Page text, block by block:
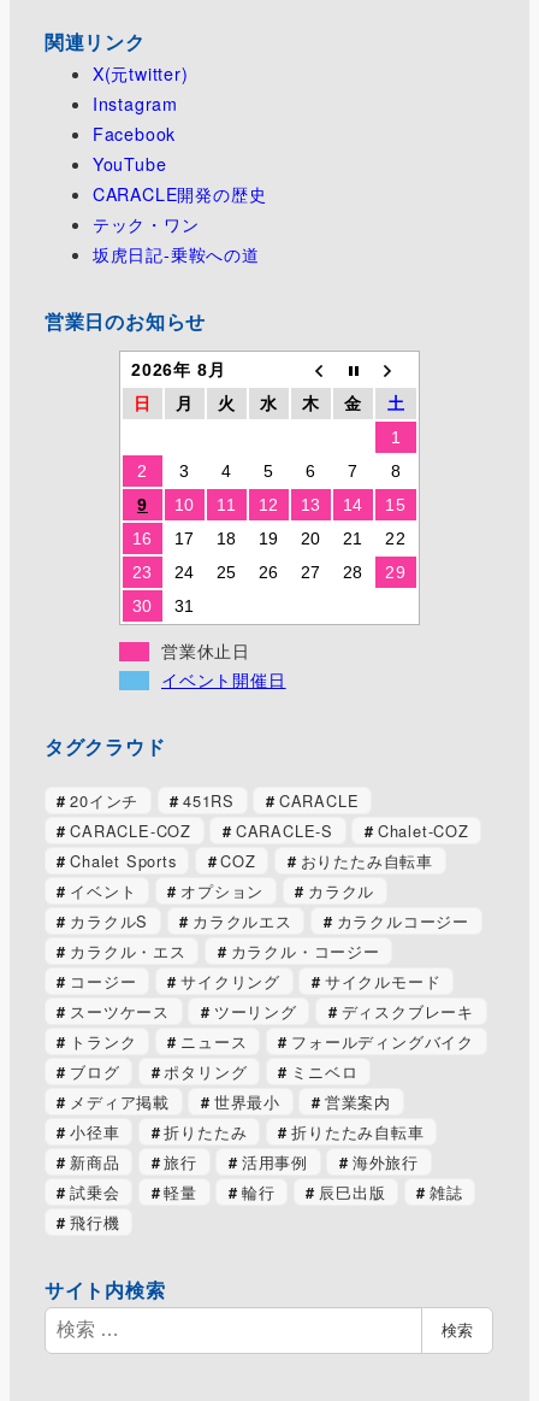
関連リンク
X(元twitter)
Instagram
Facebook
YouTube
CARACLE開発の歴史
テック・ワン
坂虎日記-乗鞍への道
営業日のお知らせ
2026年 8月
日
月 火 水 木 金
土
1
2
3 4 5 6 7
8
9
10 11 12 13 14
15
16
17 18 19 20 21
22
23
24 25 26 27 28
29
30
31
営業休止日
イベント開催日
タグクラウド
20インチ 451RS
CARACLE
CARACLE-COZ
CARACLE-S
Chalet-COZ
Chalet Sports
COZ
おりたたみ自転車
イベント
オプション
カラクル
カラクルS
カラクルエス
カラクルコージー
カラクル・エス
カラクル・コージー
コージー
サイクリング
サイクルモード
スーツケース
ツーリング
ディスクブレーキ
トランク
ニュース
フォールディングバイク
ブログ
ポタリング
ミニベロ
メディア掲載
世界最小
営業案内
小径車
折りたたみ
折りたたみ自転車
新商品
旅行 活用事例
海外旅行
試乗会
軽量 輪行 辰巳出版
雑誌
飛行機
サイト内検索
検
索
検索